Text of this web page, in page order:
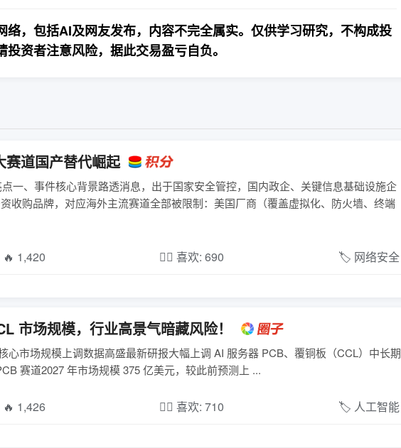
，包括AI及网友发布，内容不完全属实。仅供学习研究，不构成投
投资者注意风险，据此交易盈亏自负。
赛道国产替代崛起
一、事件核心背景路透消息，出于国家安全管控，国内政企、关键信息基础设施企
收购品牌，对应海外主流赛道全部被限制：美国厂商（覆盖虚拟化、防火墙、终端
🔥 1,420 ❤️‍🔥 喜欢: 690 🏷️ 网络安全
市场规模，行业高景气暗藏风险！
心市场规模上调数据高盛最新研报大幅上调 AI 服务器 PCB、覆铜板（CCL）中长期
赛道2027 年市场规模 375 亿美元，较此前预测上 ...
🔥 1,426 ❤️‍🔥 喜欢: 710 🏷️ 人工智能